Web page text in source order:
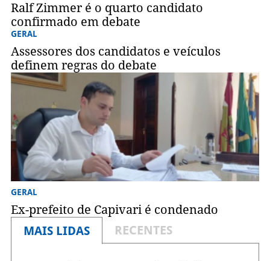
Ralf Zimmer é o quarto candidato
confirmado em debate
GERAL
Assessores dos candidatos e veículos
definem regras do debate
GERAL
Ex-prefeito de Capivari é condenado
MAIS LIDAS
RECENTES